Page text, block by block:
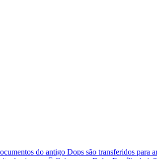
do antigo Dops são transferidos para